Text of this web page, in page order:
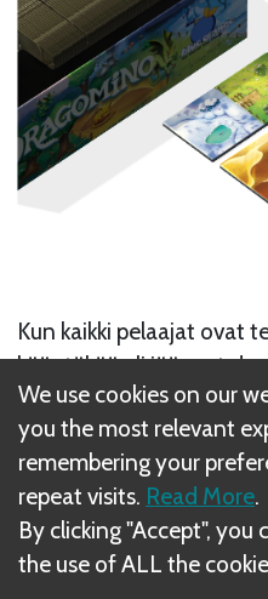
Kun kaikki pelaajat ovat
kääntäkää yli jääneet
pelistä. Ottakaa sitten
ja asettakaa ne pöydälle
Next
Tutki maastoa
We use cookies on our
you the most relevant
remembering your
repeat visits. Read More.
By clicking "Accept", you
the use of ALL the